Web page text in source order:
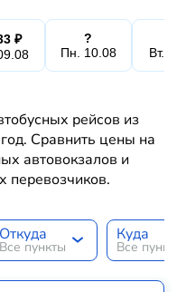
₽
?
Пн. 10.08
Вт.
рейсов из
Сравнить цены на
автовокзалов и
перевозчиков.
Откуда
Все пункты
Куда
Все